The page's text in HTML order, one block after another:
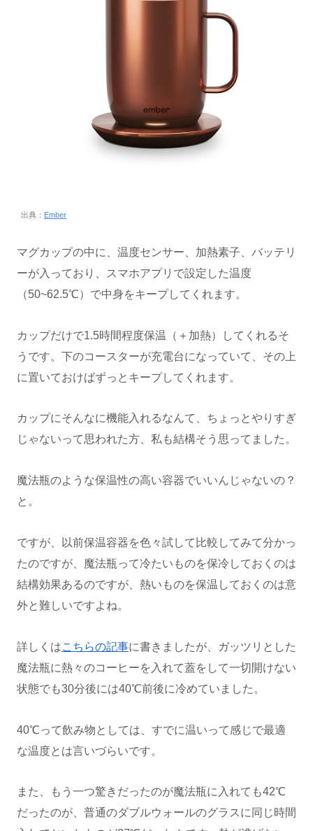
出典： Ember
マグカップの中に、温度センサー、加熱素子、バッテリ
ーが入っており、スマホアプリで設定した温度
（50~62.5℃）で中身をキープしてくれます。
カップだけで1.5時間程度保温（＋加熱）してくれるそ
うです。下のコースターが充電台になっていて、その上
に置いておけばずっとキープしてくれます。
カップにそんなに機能入れるなんて、ちょっとやりすぎ
じゃないって思われた方、私も結構そう思ってました。
魔法瓶のような保温性の高い容器でいいんじゃないの？
と。
ですが、以前保温容器を色々試して比較してみて分かっ
たのですが、魔法瓶って冷たいものを保冷しておくのは
結構効果あるのですが、熱いものを保温しておくのは意
外と難しいですよね。
詳しくはこちらの記事に書きましたが、ガッツリとした
魔法瓶に熱々のコーヒーを入れて蓋をして一切開けない
状態でも30分後には40℃前後に冷めていました。
40℃って飲み物としては、すでに温いって感じで最適
な温度とは言いづらいです。
また、もう一つ驚きだったのが魔法瓶に入れても42℃
だったのが、普通のダブルウォールのグラスに同じ時間